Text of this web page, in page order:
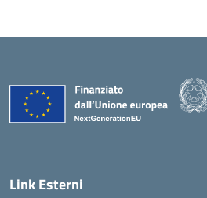
Link Esterni